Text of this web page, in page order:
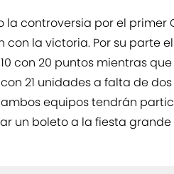
controversia por el primer
con la victoria. Por su parte
con 20 puntos mientras
21 unidades a falta de
equipos tendrán
un boleto a la fiesta